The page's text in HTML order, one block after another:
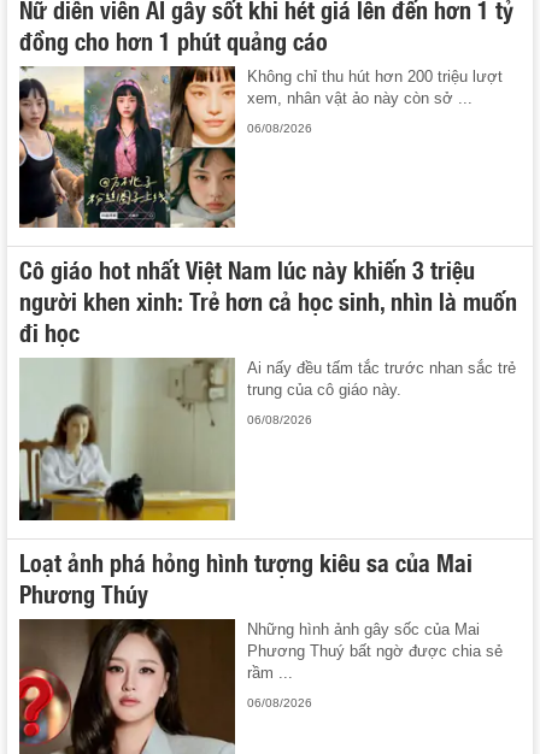
Nữ diễn viên AI gây sốt khi hét giá lên đến hơn 1 tỷ
đồng cho hơn 1 phút quảng cáo
Không chỉ thu hút hơn 200 triệu lượt
xem, nhân vật ảo này còn sở ...
06/08/2026
Cô giáo hot nhất Việt Nam lúc này khiến 3 triệu
người khen xinh: Trẻ hơn cả học sinh, nhìn là muốn
đi học
Ai nấy đều tấm tắc trước nhan sắc trẻ
trung của cô giáo này.
06/08/2026
Loạt ảnh phá hỏng hình tượng kiêu sa của Mai
Phương Thúy
Những hình ảnh gây sốc của Mai
Phương Thuý bất ngờ được chia sẻ
rầm ...
06/08/2026